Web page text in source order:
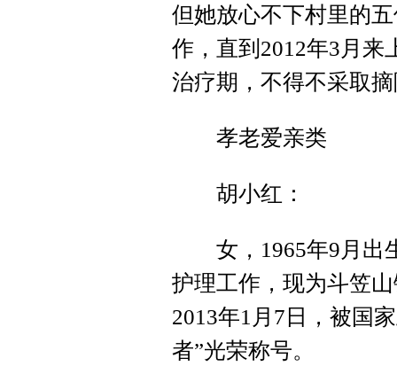
但她放心不下村里的
作，直到2012年3月来
治疗期，不得不采取
孝老爱亲类
胡小红：
女，1965年9月出生
护理工作，现为斗笠
2013年1月7日，被国
者”光荣称号。